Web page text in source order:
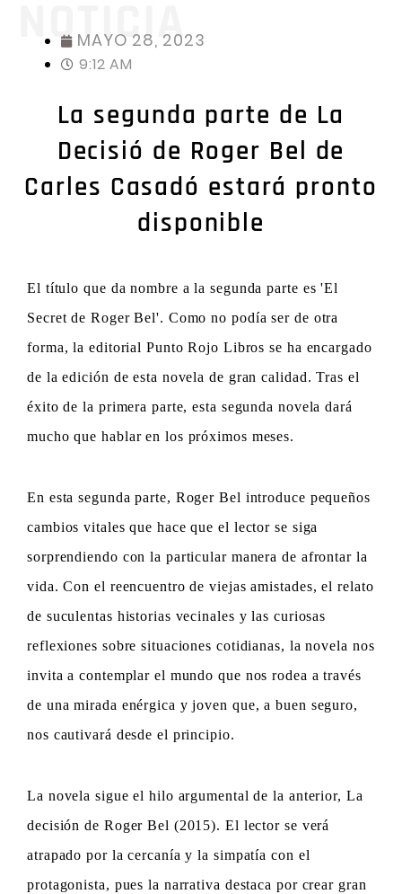
NOTICIA
MAYO 28, 2023
9:12 AM
La segunda parte de La
Decisió de Roger Bel de
Carles Casadó estará pronto
disponible
El título que da nombre a la segunda parte es 'El
Secret de Roger Bel'. Como no podía ser de otra
forma, la editorial Punto Rojo Libros se ha encargado
de la edición de esta novela de gran calidad. Tras el
éxito de la primera parte, esta segunda novela dará
mucho que hablar en los próximos meses.
En esta segunda parte, Roger Bel introduce pequeños
cambios vitales que hace que el lector se siga
sorprendiendo con la particular manera de afrontar la
vida. Con el reencuentro de viejas amistades, el relato
de suculentas historias vecinales y las curiosas
reflexiones sobre situaciones cotidianas, la novela nos
invita a contemplar el mundo que nos rodea a través
de una mirada enérgica y joven que, a buen seguro,
nos cautivará desde el principio.
La novela sigue el hilo argumental de la anterior, La
decisión de Roger Bel (2015). El lector se verá
atrapado por la cercanía y la simpatía con el
protagonista, pues la narrativa destaca por crear gran